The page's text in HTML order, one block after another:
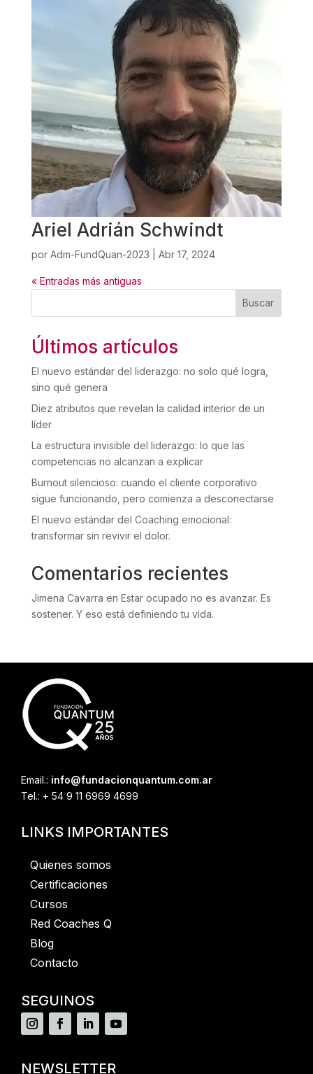
Ariel Adrián Schwindt
por Adm-FundQuan-2023 Abr 17, 2024
« Entradas más antiguas
Buscar
Últimos artículos
El nuevo estándar del liderazgo: no solo qué logra,
sino qué genera
Diez atributos que revelan la calidad interior de un
líder
La estructura invisible del liderazgo: lo que las
competencias no alcanzan a explicar
Burnout silencioso: cuando el cliente corporativo
sigue funcionando, pero comienza a desconectarse
El nuevo estándar del Coaching emocional:
transformar sin revivir el dolor.
Comentarios recientes
Jimena Cavarra en Estar ocupado no es avanzar. Es
sostener. Y eso está definiendo tu vida.
Email.: info@fundacionquantum.com.ar
Tel.: + 54 9 11 6969 4699
LINKS IMPORTANTES
Quienes somos
Certificaciones
Cursos
Red Coaches Q
Blog
Contacto
SEGUINOS
NEWSLETTER